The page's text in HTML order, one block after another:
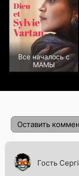
Все началось с
MАМЫ
Оставить
Гость